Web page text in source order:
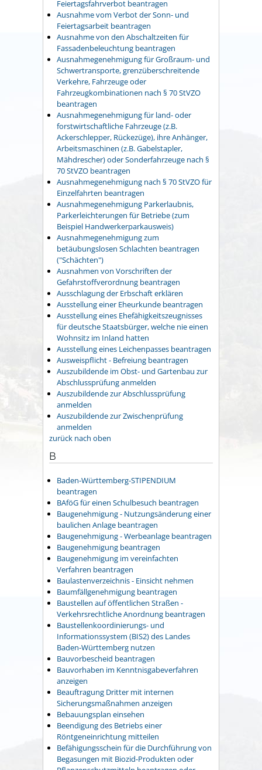
Feiertagsfahrverbot beantragen
Ausnahme vom Verbot der Sonn- und
Feiertagsarbeit beantragen
Ausnahme von den Abschaltzeiten für
Fassadenbeleuchtung beantragen
Ausnahmegenehmigung für Großraum- und
Schwertransporte, grenzüberschreitende
Verkehre, Fahrzeuge oder
Fahrzeugkombinationen nach § 70 StVZO
beantragen
Ausnahmegenehmigung für land- oder
forstwirtschaftliche Fahrzeuge (z.B.
Ackerschlepper, Rückezüge), ihre Anhänger,
Arbeitsmaschinen (z.B. Gabelstapler,
Mähdrescher) oder Sonderfahrzeuge nach §
70 StVZO beantragen
Ausnahmegenehmigung nach § 70 StVZO für
Einzelfahrten beantragen
Ausnahmegenehmigung Parkerlaubnis,
Parkerleichterungen für Betriebe (zum
Beispiel Handwerkerparkausweis)
Ausnahmegenehmigung zum
betäubungslosen Schlachten beantragen
("Schächten")
Ausnahmen von Vorschriften der
Gefahrstoffverordnung beantragen
Ausschlagung der Erbschaft erklären
Ausstellung einer Eheurkunde beantragen
Ausstellung eines Ehefähigkeitszeugnisses
für deutsche Staatsbürger, welche nie einen
Wohnsitz im Inland hatten
Ausstellung eines Leichenpasses beantragen
Ausweispflicht - Befreiung beantragen
Auszubildende im Obst- und Gartenbau zur
Abschlussprüfung anmelden
Auszubildende zur Abschlussprüfung
anmelden
Auszubildende zur Zwischenprüfung
anmelden
zurück nach oben
B
Baden-Württemberg-STIPENDIUM
beantragen
BAföG für einen Schulbesuch beantragen
Baugenehmigung - Nutzungsänderung einer
baulichen Anlage beantragen
Baugenehmigung - Werbeanlage beantragen
Baugenehmigung beantragen
Baugenehmigung im vereinfachten
Verfahren beantragen
Baulastenverzeichnis - Einsicht nehmen
Baumfällgenehmigung beantragen
Baustellen auf öffentlichen Straßen -
Verkehrsrechtliche Anordnung beantragen
Baustellenkoordinierungs- und
Informationssystem (BIS2) des Landes
Baden-Württemberg nutzen
Bauvorbescheid beantragen
Bauvorhaben im Kenntnisgabeverfahren
anzeigen
Beauftragung Dritter mit internen
Sicherungsmaßnahmen anzeigen
Bebauungsplan einsehen
Beendigung des Betriebs einer
Röntgeneinrichtung mitteilen
Befähigungsschein für die Durchführung von
Begasungen mit Biozid-Produkten oder